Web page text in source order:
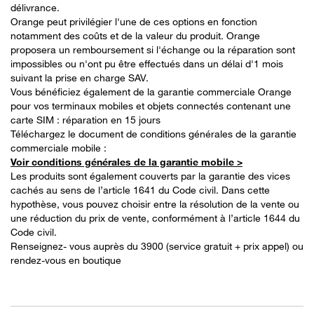
délivrance.
Orange peut privilégier l'une de ces options en fonction
notamment des coûts et de la valeur du produit. Orange
proposera un remboursement si l'échange ou la réparation sont
impossibles ou n'ont pu être effectués dans un délai d'1 mois
suivant la prise en charge SAV.
Vous bénéficiez également de la garantie commerciale Orange
pour vos terminaux mobiles et objets connectés contenant une
carte SIM : réparation en 15 jours
Téléchargez le document de conditions générales de la garantie
commerciale mobile :
Voir conditions générales de la garantie mobile >
Les produits sont également couverts par la garantie des vices
cachés au sens de l’article 1641 du Code civil. Dans cette
hypothèse, vous pouvez choisir entre la résolution de la vente ou
une réduction du prix de vente, conformément à l’article 1644 du
Code civil.
Renseignez- vous auprès du 3900 (service gratuit + prix appel) ou
rendez-vous en boutique